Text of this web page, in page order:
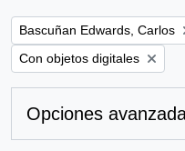
Remove filter:
Bascuñan Edwards, Carlos
Remove filter:
Con objetos digitales
Opciones